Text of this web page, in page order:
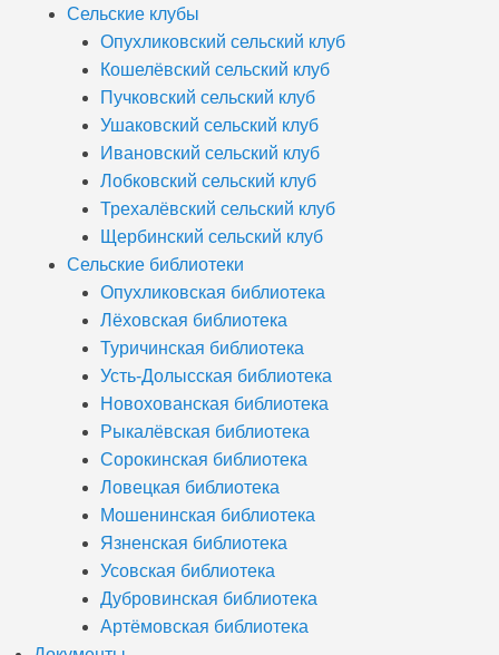
Сельские клубы
Опухликовский сельский клуб
Кошелёвский сельский клуб
Пучковский сельский клуб
Ушаковский сельский клуб
Ивановский сельский клуб
Лобковский сельский клуб
Трехалёвский сельский клуб
Щербинский сельский клуб
Сельские библиотеки
Опухликовская библиотека
Лёховская библиотека
Туричинская библиотека
Усть-Долысская библиотека
Новохованская библиотека
Рыкалёвская библиотека
Сорокинская библиотека
Ловецкая библиотека
Мошенинская библиотека
Язненская библиотека
Усовская библиотека
Дубровинская библиотека
Артёмовская библиотека